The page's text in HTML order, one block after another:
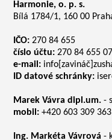
Harmonie, o. p. s.
Bílá 1784/1, 160 00
IČO: 270 84 655
číslo účtu: 270 84 655
e-mail:
ID datové schránky:
Marek Vávra dipl.um. -
mobil: +420 603 309 363
Ing. Markéta Vávrová -